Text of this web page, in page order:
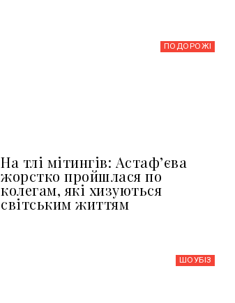
ПОДОРОЖІ
На тлі мітингів: Астафʼєва
жорстко пройшлася по
колегам, які хизуються
світським життям
ШОУБIЗ